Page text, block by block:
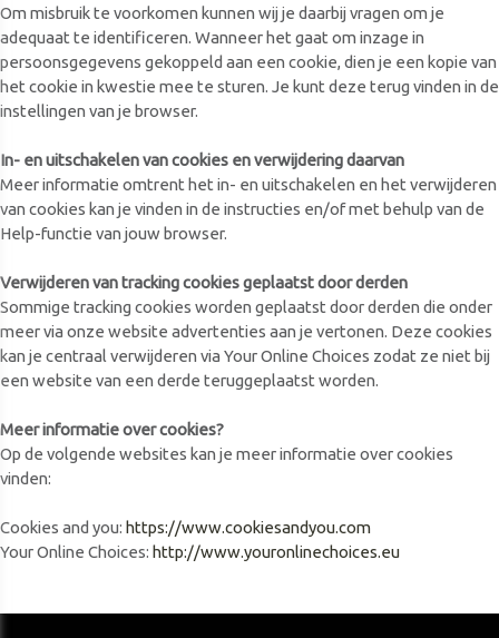
Om misbruik te voorkomen kunnen wij je daarbij vragen om je
adequaat te identificeren. Wanneer het gaat om inzage in
persoonsgegevens gekoppeld aan een cookie, dien je een kopie van
het cookie in kwestie mee te sturen. Je kunt deze terug vinden in de
instellingen van je browser.
In- en uitschakelen van cookies en verwijdering daarvan
Meer informatie omtrent het in- en uitschakelen en het verwijderen
van cookies kan je vinden in de instructies en/of met behulp van de
Help-functie van jouw browser.
Verwijderen van tracking cookies geplaatst door derden
Sommige tracking cookies worden geplaatst door derden die onder
meer via onze website advertenties aan je vertonen. Deze cookies
kan je centraal verwijderen via Your Online Choices zodat ze niet bij
een website van een derde teruggeplaatst worden.
Meer informatie over cookies?
Op de volgende websites kan je meer informatie over cookies
vinden:
Cookies and you: https://www.cookiesandyou.com
Your Online Choices: http://www.youronlinechoices.eu